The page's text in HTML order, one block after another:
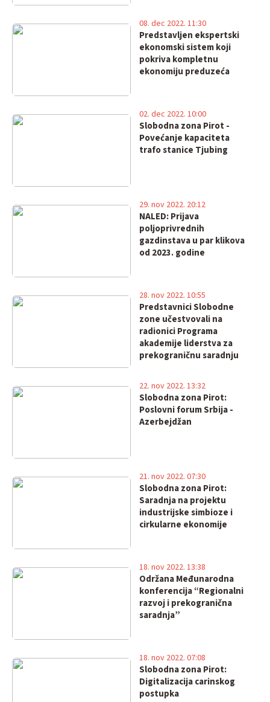
Predstavljen ekspertski
ekonomski sistem koji
pokriva kompletnu
ekonomiju preduzeća
08. dec 2022. 11:30
Slobodna zona Pirot -
Povećanje kapaciteta
trafo stanice Tjubing
02. dec 2022. 10:00
NALED: Prijava
poljoprivrednih
gazdinstava u par klikova
od 2023. godine
29. nov 2022. 20:12
Predstavnici Slobodne
zone učestvovali na
radionici Programa
akademije liderstva za
prekograničnu saradnju
28. nov 2022. 10:55
Slobodna zona Pirot:
Poslovni forum Srbija -
Azerbejdžan
22. nov 2022. 13:32
Slobodna zona Pirot:
Saradnja na projektu
industrijske simbioze i
cirkularne ekonomije
21. nov 2022. 07:30
Održana Međunarodna
konferencija “Regionalni
razvoj i prekogranična
saradnja”
18. nov 2022. 13:38
Slobodna zona Pirot:
Digitalizacija carinskog
postupka
18. nov 2022. 07:08